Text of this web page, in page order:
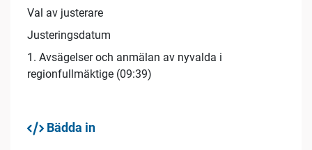
Val av justerare
Justeringsdatum
1. Avsägelser och anmälan av nyvalda i
regionfullmäktige (09:39)
Bädda in